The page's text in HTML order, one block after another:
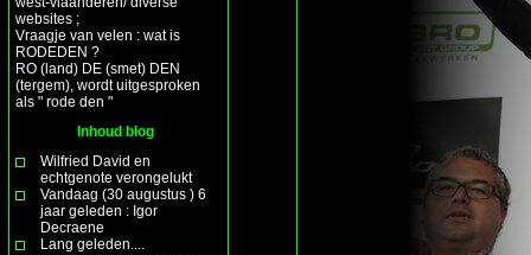
websites ;
Vraagje van velen : wat is
RODEDEN ?
RO (land) DE (smet) DEN
(tergem), wordt uitgesproken
als " rode den "
Inhoud blog
Wilfried David en
echtgenote verongelukt
Vandaag (30 augustus ) 6
jaar geleden : Igor
Decraene
Lang geleden....